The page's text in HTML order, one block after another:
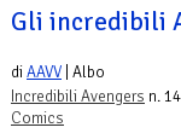
Gli incredibili
diAAVV | Albo
Incredibili Avengers n.
Comics